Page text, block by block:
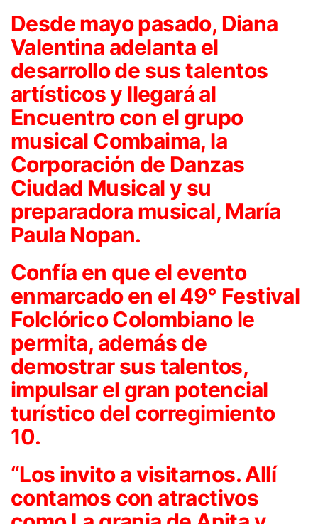
Desde mayo pasado, Diana
Valentina adelanta el
desarrollo de sus talentos
artísticos y llegará al
Encuentro con el grupo
musical Combaima, la
Corporación de Danzas
Ciudad Musical y su
preparadora musical, María
Paula Nopan.
Confía en que el evento
enmarcado en el 49° Festival
Folclórico Colombiano le
permita, además de
demostrar sus talentos,
impulsar el gran potencial
turístico del corregimiento
10.
“Los invito a visitarnos. Allí
contamos con atractivos